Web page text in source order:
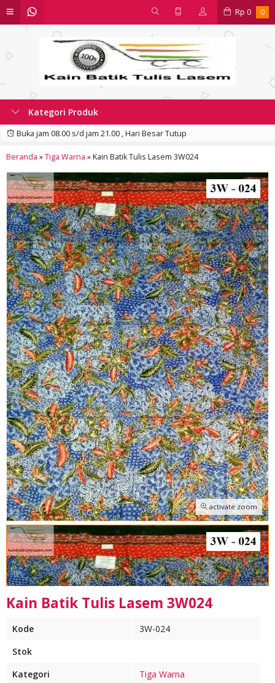
Rp 0 0
Kategori Produk
Buka jam 08.00 s/d jam 21.00 , Hari Besar Tutup
Beranda »Tiga Warna »Kain Batik Tulis Lasem 3W024
activate zoom
Kain Batik Tulis Lasem 3W024
Kode
3W-024
Stok
Kategori
Tiga Warna